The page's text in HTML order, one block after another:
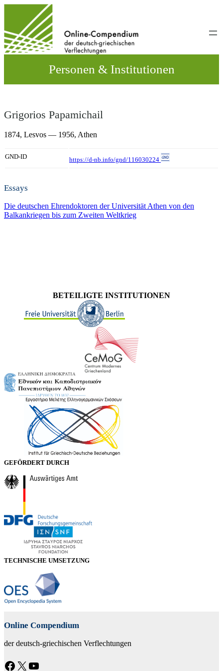
wechseln
Personen & Institutionen
Grigorios Papamichail
1874, Lesvos — 1956, Athen
GND-ID https://d-nb.info/gnd/116030224
Essays
Die deutschen Ehrendoktoren der Universität Athen von den
Balkankriegen bis zum Zweiten Weltkrieg
BETEILIGTE INSTITUTIONEN
GEFÖRDERT DURCH
TECHNISCHE UMSETZUNG
Online Compendium
der deutsch-griechischen Verflechtungen
Facebook X YouTube